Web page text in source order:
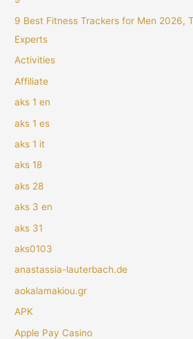
9 Best Fitness Trackers for Men 2026,
Experts
Activities
Affiliate
aks 1 en
aks 1 es
aks 1 it
aks 18
aks 28
aks 3 en
aks 31
aks0103
anastassia-lauterbach.de
aokalamakiou.gr
APK
Apple Pay Casino